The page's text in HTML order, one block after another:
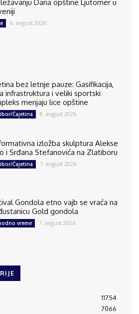
Dana opštine Ljutomer u
6. avgust 2026.
bez letnje pauze: Gasifikacija,
infrastruktura i veliki sportski
menjaju lice opštine
Čajetina 8. avgust 2026.
izložba skulptura Alekse
i Srđana Stefanovića na Zlatiboru
Čajetina 7. avgust 2026.
Gondola etno vajb se vraća na
Gold gondola
vreme 7. avgust 2026.
11754
7066